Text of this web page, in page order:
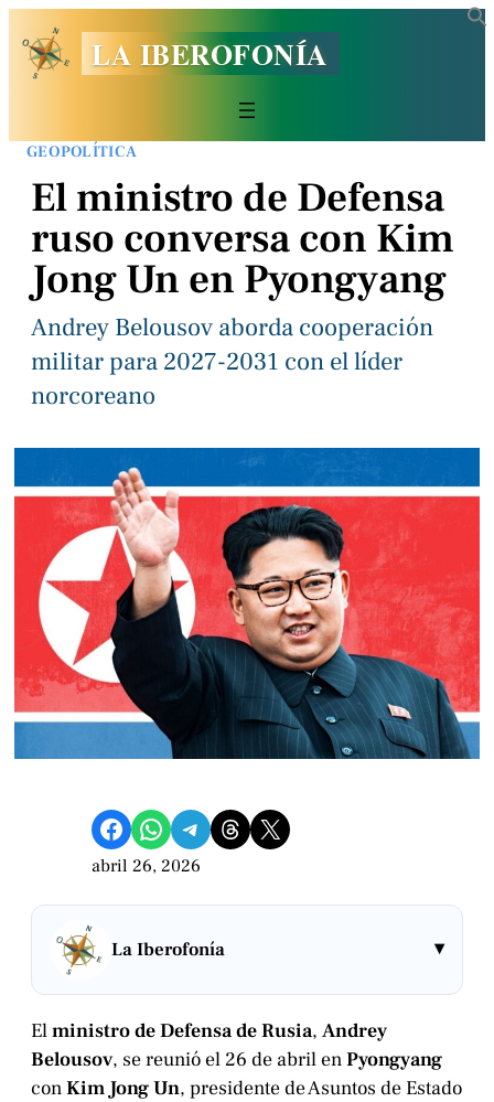
LA IBEROFONÍA
GEOPOLÍTICA
El ministro de Defensa
ruso conversa con Kim
Jong Un en Pyongyang
Andrey Belousov aborda cooperación
militar para 2027-2031 con el líder
norcoreano
Compartir en Facebook Compartir en WhatsApp Compartir en Telegram Share on Threads Compartir en X
abril 26, 2026
La Iberofonía ▾
Elministro de Defensa de Rusia, Andrey
Belousov, se reunió el 26 de abril enPyongyang
conKim Jong Un, presidente de Asuntos de Estado